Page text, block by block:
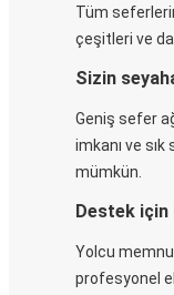
Tüm
çeşitleri ve
Sizin
Geniş sefer
imkanı ve
mümkün.
Destek için
Yolcu
profesyonel